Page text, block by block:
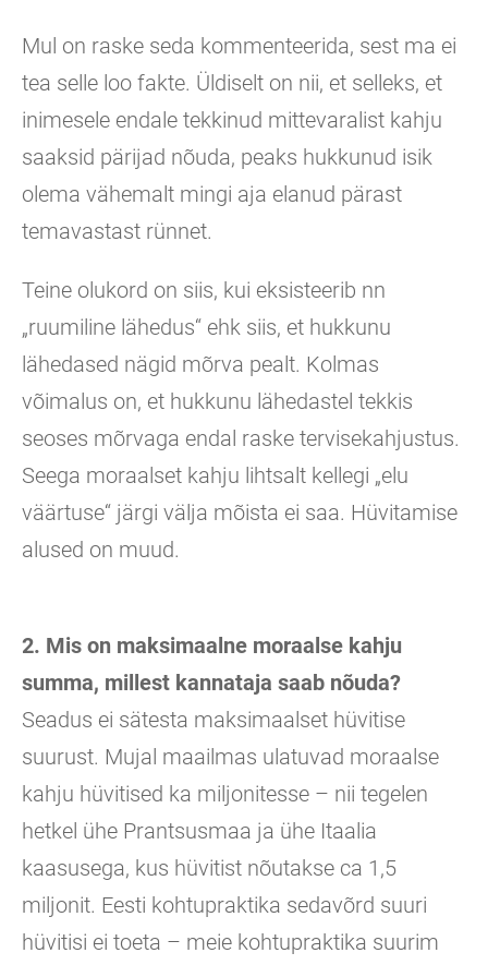
Mul on raske seda kommenteerida, sest ma ei
tea selle loo fakte. Üldiselt on nii, et selleks, et
inimesele endale tekkinud mittevaralist kahju
saaksid pärijad nõuda, peaks hukkunud isik
olema vähemalt mingi aja elanud pärast
temavastast rünnet.
Teine olukord on siis, kui eksisteerib nn
„ruumiline lähedus“ ehk siis, et hukkunu
lähedased nägid mõrva pealt. Kolmas
võimalus on, et hukkunu lähedastel tekkis
seoses mõrvaga endal raske tervisekahjustus.
Seega moraalset kahju lihtsalt kellegi „elu
väärtuse“ järgi välja mõista ei saa. Hüvitamise
alused on muud.
2. Mis on maksimaalne moraalse kahju
summa, millest kannataja saab nõuda?
Seadus ei sätesta maksimaalset hüvitise
suurust. Mujal maailmas ulatuvad moraalse
kahju hüvitised ka miljonitesse – nii tegelen
hetkel ühe Prantsusmaa ja ühe Itaalia
kaasusega, kus hüvitist nõutakse ca 1,5
miljonit. Eesti kohtupraktika sedavõrd suuri
hüvitisi ei toeta – meie kohtupraktika suurim